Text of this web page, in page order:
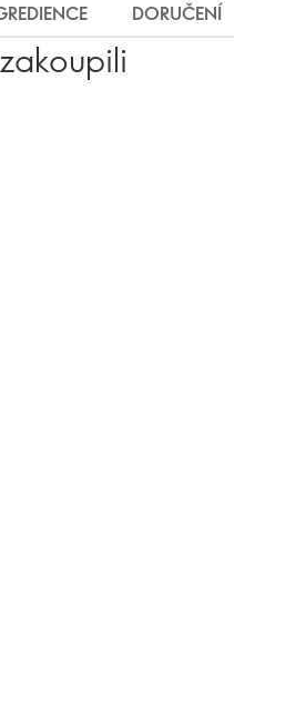
DORUČENÍ